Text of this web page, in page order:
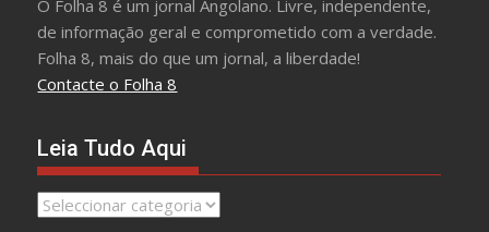
O Folha 8 é um jornal Angolano. Livre, independente,
de informação geral e comprometido com a verdade.
Folha 8, mais do que um jornal, a liberdade!
Contacte o Folha 8
Leia Tudo Aqui
Leia